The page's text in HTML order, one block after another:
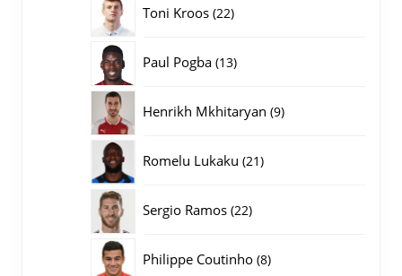
Toni Kroos 2222
Paul Pogba 1313
Henrikh Mkhitaryan 99
Romelu Lukaku 2121
Sergio Ramos 2222
Philippe Coutinho 88